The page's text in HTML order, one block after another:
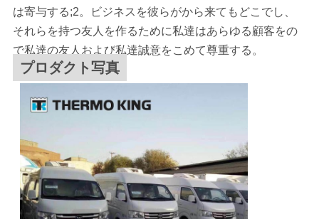
は寄与する;2。ビジネスを彼らがから来てもどこでし、
それらを持つ友人を作るために私達はあらゆる顧客をの
で私達の友人および私達誠意をこめて尊重する。
プロダクト写真